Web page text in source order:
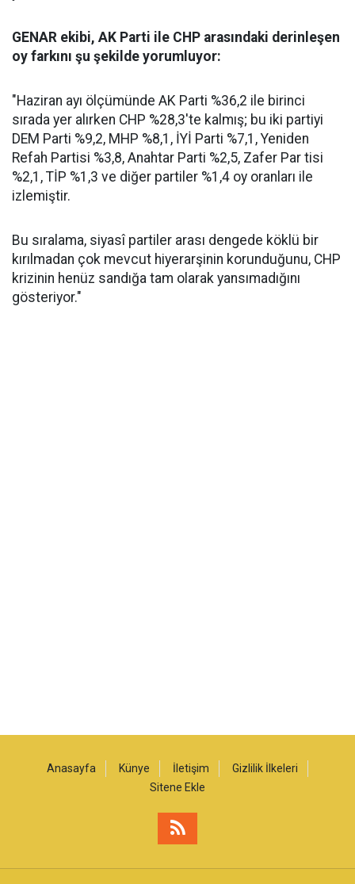
GENAR ekibi, AK Parti ile CHP arasındaki derinleşen
oy farkını şu şekilde yorumluyor:
"Haziran ayı ölçümünde AK Parti %36,2 ile birinci
sırada yer alırken CHP %28,3'te kalmış; bu iki partiyi
DEM Parti %9,2, MHP %8,1, İYİ Parti %7,1, Yeniden
Refah Partisi %3,8, Anahtar Parti %2,5, Zafer Par tisi
%2,1, TİP %1,3 ve diğer partiler %1,4 oy oranları ile
izlemiştir.
Bu sıralama, siyasî partiler arası dengede köklü bir
kırılmadan çok mevcut hiyerarşinin korunduğunu, CHP
krizinin henüz sandığa tam olarak yansımadığını
gösteriyor."
Anasayfa Künye İletişim
Gizlilik İlkeleri
Sitene Ekle